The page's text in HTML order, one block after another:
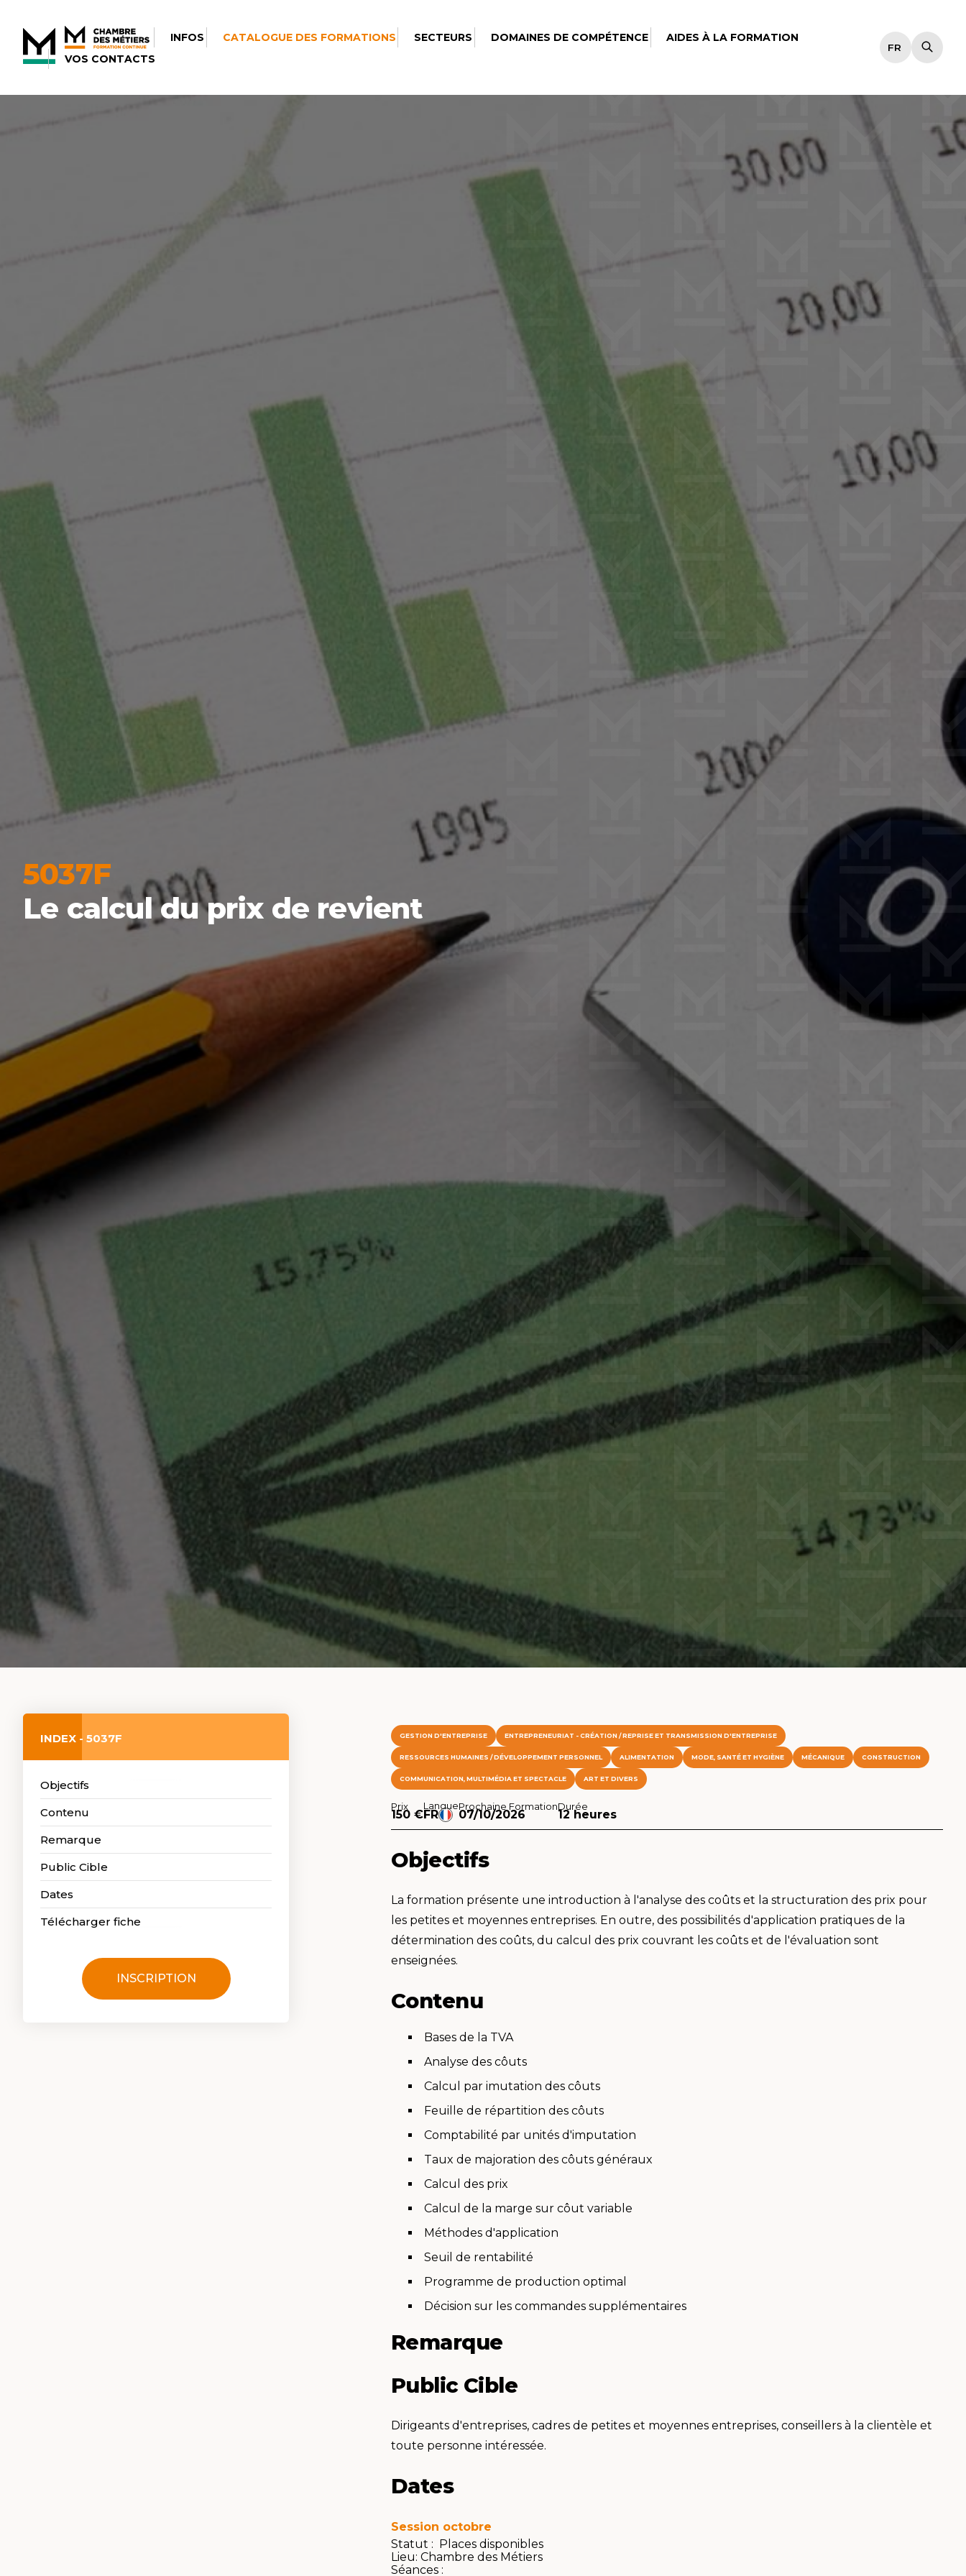
INFOS CATALOGUE DES FORMATIONS SECTEURS DOMAINES DE COMPÉTENCE
AIDES À LA FORMATION
VOS CONTACTS
5037F
Le calcul du prix de revient
INDEX - 5037F
Objectifs
Contenu
Remarque
Public Cible
Dates
Télécharger fiche
INSCRIPTION
GESTION D'ENTREPRISE ENTREPRENEURIAT - CRÉATION / REPRISE ET TRANSMISSION D'ENTREPRISE
RESSOURCES HUMAINES / DÉVELOPPEMENT PERSONNEL ALIMENTATION MODE, SANTÉ ET HYGIÈNE MÉCANIQUE CONSTRUCTION
COMMUNICATION, MULTIMÉDIA ET SPECTACLE ART ET DIVERS
Prix
150 €
Langue
FR
Prochaine Formation
07/10/2026
Durée
12 heures
Objectifs
La formation présente une introduction à l'analyse des coûts et la structuration des prix pour
les petites et moyennes entreprises. En outre, des possibilités d'application pratiques de la
détermination des coûts, du calcul des prix couvrant les coûts et de l'évaluation sont
enseignées.
Contenu
Bases de la TVA
Analyse des côuts
Calcul par imutation des côuts
Feuille de répartition des côuts
Comptabilité par unités d'imputation
Taux de majoration des côuts généraux
Calcul des prix
Calcul de la marge sur côut variable
Méthodes d'application
Seuil de rentabilité
Programme de production optimal
Décision sur les commandes supplémentaires
Remarque
Public Cible
Dirigeants d'entreprises, cadres de petites et moyennes entreprises, conseillers à la clientèle et
toute personne intéressée.
Dates
Session octobre
Statut : Places disponibles
Lieu: Chambre des Métiers
Séances :